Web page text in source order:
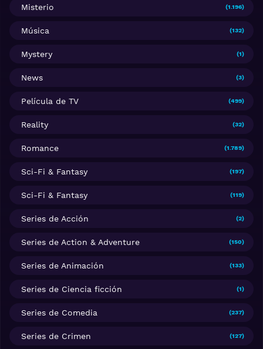
Misterio (1.196)
Música (132)
Mystery (1)
News (3)
Película de TV (499)
Reality (32)
Romance (1.789)
Sci-Fi & Fantasy (197)
Sci-Fi & Fantasy (119)
Series de Acción (2)
Series de Action & Adventure (150)
Series de Animación (133)
Series de Ciencia ficción (1)
Series de Comedia (237)
Series de Crimen (127)